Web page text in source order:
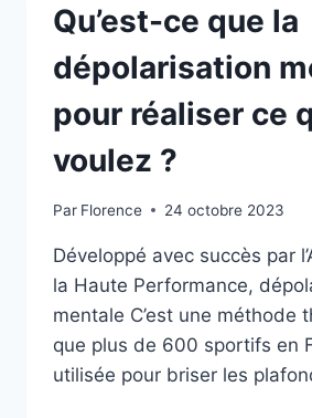
Qu’est-ce que la
dépolarisation
pour réaliser ce
voulez ?
Par Florence 24 octobre 2023
Développé avec succès par
la Haute Performance,
mentale C’est une méthode
que plus de 600 sportifs en
utilisée pour briser les